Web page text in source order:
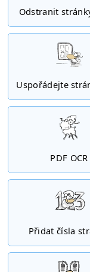
Odstranit
Uspořádejte
PDF OCR
Přidat čísla